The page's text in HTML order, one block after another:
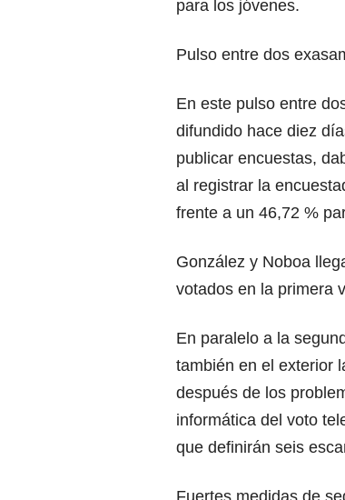
para los jóvenes.
Pulso entre dos
En este pulso entre
difundido hace diez
publicar encuestas,
al registrar la
frente a un 46,72 %
González y Noboa
votados en la primera
En paralelo a la
también en el exterior
después de los
informática del voto
que definirán seis